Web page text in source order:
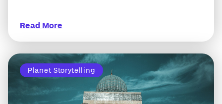
Read More
Planet Storytelling